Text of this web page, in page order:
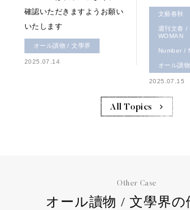
確認いただきますようお願い
いたします
オール讀物 / 文學界
2025.07.14
文藝春秋
週刊文春 /
WOMAN
Number /
オール讀
2025.07.15
All Topics
Other Case
オール讀物 / 文學界の